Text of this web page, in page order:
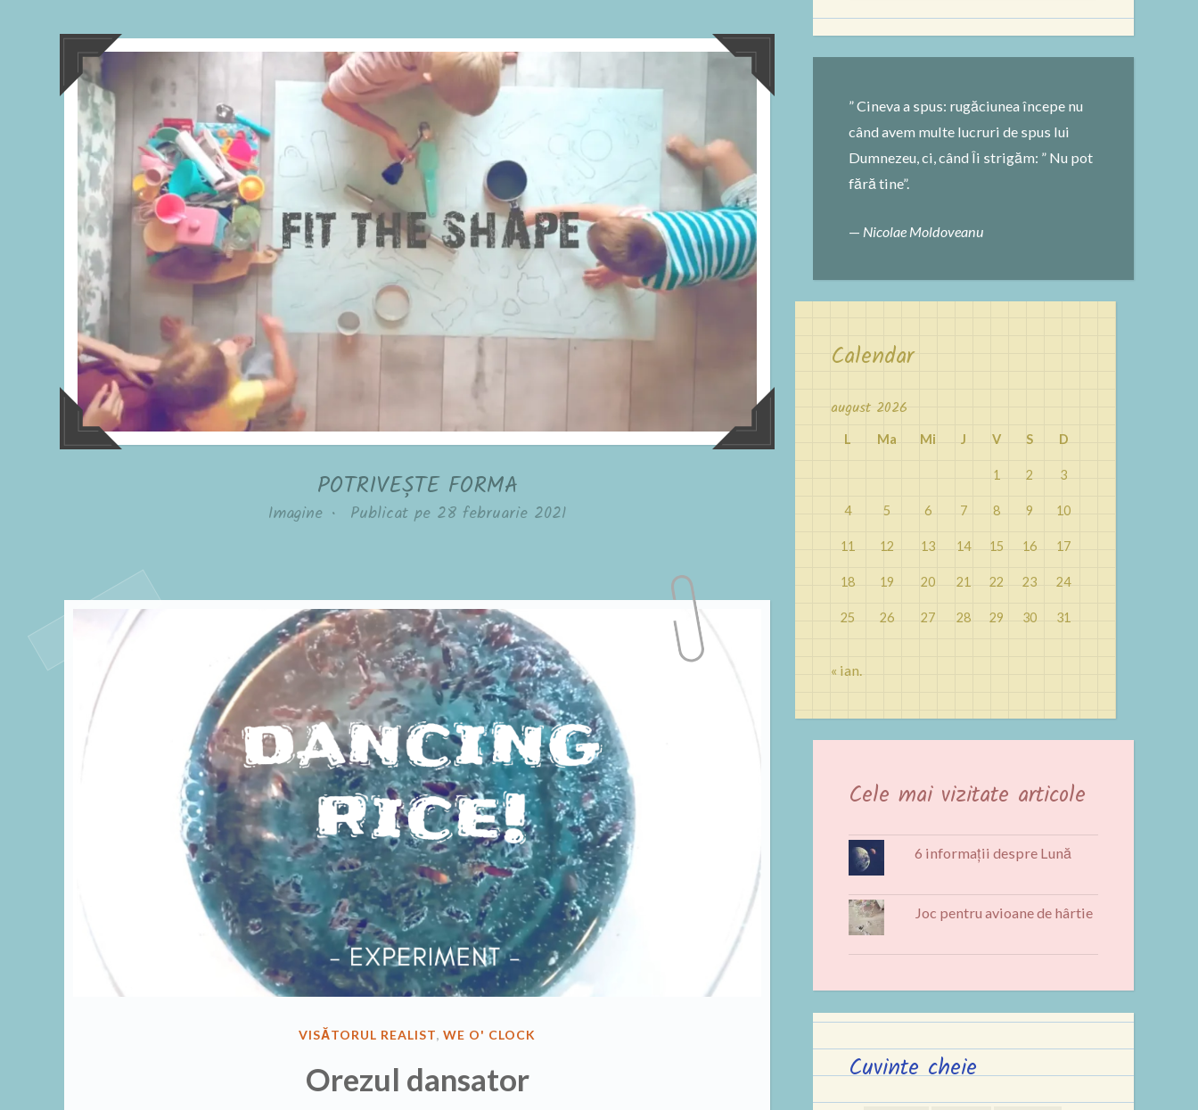
POTRIVEȘTE FORMA
Imagine • Publicat pe 28 februarie 2021
PUBLICAT
VISĂTORUL REALIST, WE O' CLOCK
Orezul dansator
” Cineva a spus: rugăciunea începe nu
când avem multe lucruri de spus lui
Dumnezeu, ci, când Îi strigăm: ” Nu pot
fără tine”.
— Nicolae Moldoveanu
Calendar
august 2026
L Ma Mi J V S D
1 2 3
4 5 6 7 8 9 10
11 12 13 14 15 16 17
18 19 20 21 22 23 24
25 26 27 28 29 30 31
« ian.
Cele mai vizitate articole
6 informații despre Lună
Joc pentru avioane de hârtie
Cuvinte cheie